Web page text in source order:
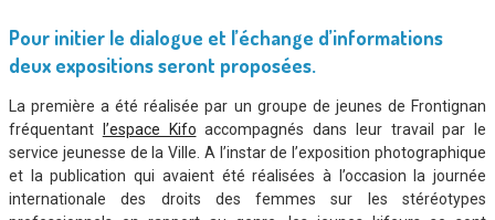
Pour initier le dialogue et l’échange d’informations
deux expositions seront proposées.
La première a été réalisée par un groupe de jeunes de Frontignan
fréquentant
l’espace Kifo accompagnés dans leur travail par le
service jeunesse de la Ville. A l’instar de l’exposition photographique
et la publication qui avaient été réalisées à l’occasion la journée
internationale des droits des femmes sur les stéréotypes